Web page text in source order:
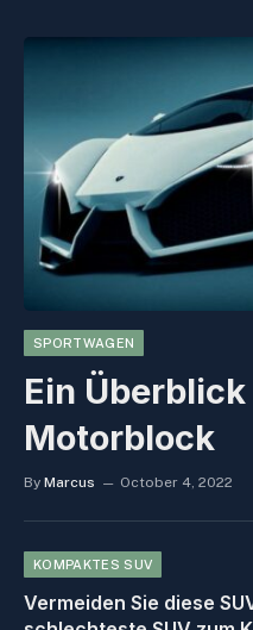
SPORTWAGEN
Ein
Motorblock
By Marcus October 4, 2022
KOMPAKTES SUV
Vermeiden Sie diese